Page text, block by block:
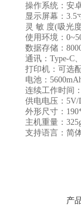
操作系统：安卓
显示屏幕：3.5
灵 敏 度(吸光度
使用环境：
数据存储：
通讯：Type-C
打印机：可选配
电池：
连续工作时间：
供电电压：5V/
外形尺寸：
主机重量：
支持语言：简体
产